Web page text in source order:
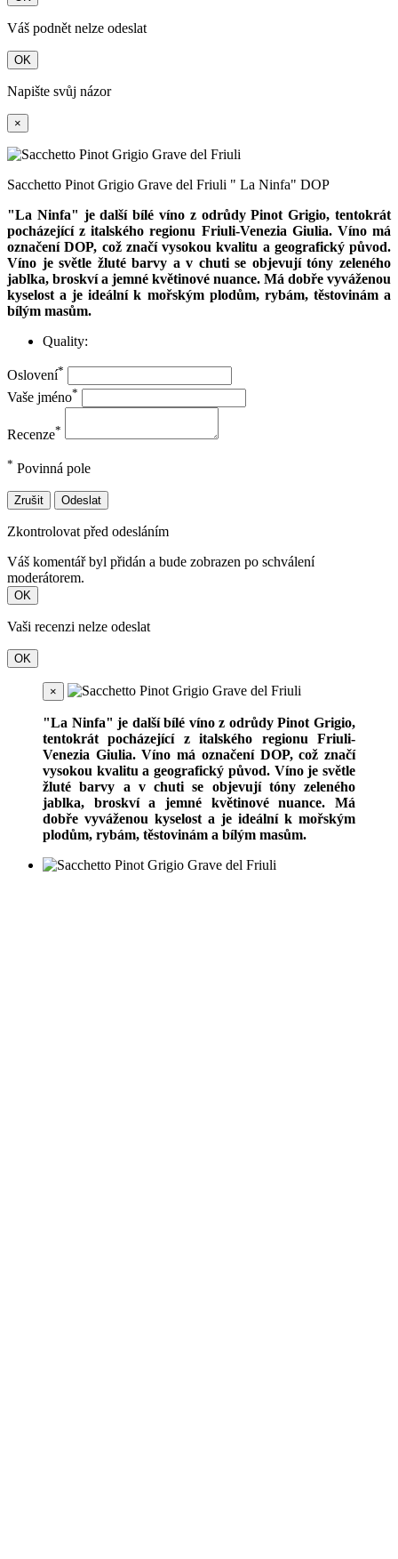
Váš podnět nelze odeslat
OK
Napište svůj názor
×
Sacchetto Pinot Grigio Grave del Friuli " La Ninfa" DOP
"La Ninfa" je další bílé víno z odrůdy Pinot Grigio, tentokrát
pocházející z italského regionu Friuli-Venezia Giulia. Víno má
označení DOP, což značí vysokou kvalitu a geografický původ.
Víno je světle žluté barvy a v chuti se objevují tóny zeleného
jablka, broskví a jemné květinové nuance. Má dobře vyváženou
kyselost a je ideální k mořským plodům, rybám, těstovinám a
bílým masům.
Quality:
Oslovení*
Vaše jméno*
Recenze*
* Povinná pole
Zrušit Odeslat
Zkontrolovat před odesláním
Váš komentář byl přidán a bude zobrazen po schválení
moderátorem.
OK
Vaši recenzi nelze odeslat
OK
×
"La Ninfa" je další bílé víno z odrůdy Pinot Grigio,
tentokrát pocházející z italského regionu Friuli-
Venezia Giulia. Víno má označení DOP, což značí
vysokou kvalitu a geografický původ. Víno je světle
žluté barvy a v chuti se objevují tóny zeleného
jablka, broskví a jemné květinové nuance. Má
dobře vyváženou kyselost a je ideální k mořským
plodům, rybám, těstovinám a bílým masům.